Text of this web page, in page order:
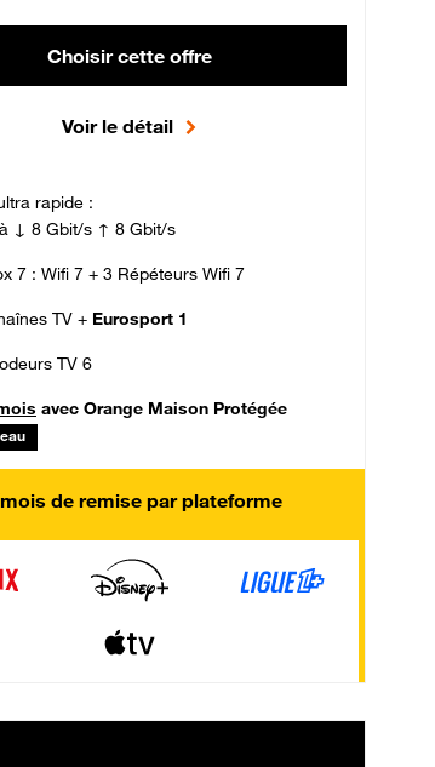
Choisir cette offre
Voir le détail
rapide :
↓ 8 Gbit/s ↑ 8 Gbit/s
7 : Wifi 7 + 3 Répéteurs Wifi 7
TV + Eurosport 1
TV 6
avec Orange Maison Protégée
de remise par plateforme